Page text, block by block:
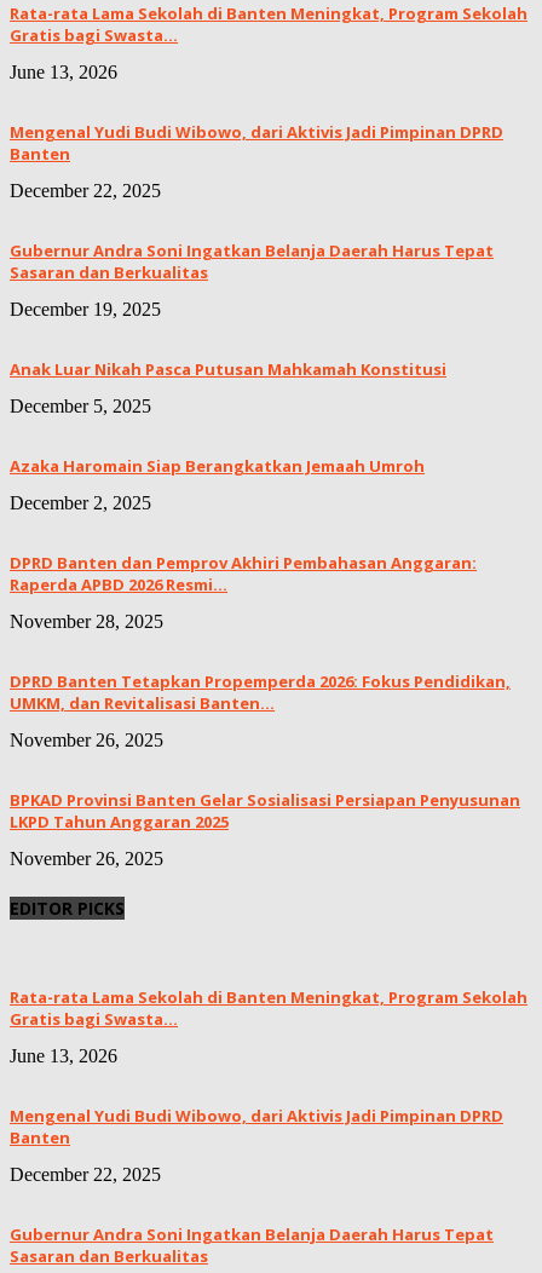
Rata-rata Lama Sekolah di Banten Meningkat, ‎Program Sekolah
Gratis bagi Swasta...
June 13, 2026
Mengenal Yudi Budi Wibowo, dari Aktivis Jadi Pimpinan DPRD
Banten
December 22, 2025
Gubernur Andra Soni Ingatkan Belanja Daerah Harus Tepat
Sasaran dan Berkualitas
December 19, 2025
Anak Luar Nikah Pasca Putusan Mahkamah Konstitusi
December 5, 2025
Azaka Haromain Siap Berangkatkan Jemaah Umroh
December 2, 2025
DPRD Banten dan Pemprov Akhiri Pembahasan Anggaran:
Raperda APBD 2026 Resmi...
November 28, 2025
DPRD Banten Tetapkan Propemperda 2026: Fokus Pendidikan,
UMKM, dan Revitalisasi Banten...
November 26, 2025
BPKAD Provinsi Banten Gelar Sosialisasi Persiapan Penyusunan
LKPD Tahun Anggaran 2025
November 26, 2025
EDITOR PICKS
Rata-rata Lama Sekolah di Banten Meningkat, ‎Program Sekolah
Gratis bagi Swasta...
June 13, 2026
Mengenal Yudi Budi Wibowo, dari Aktivis Jadi Pimpinan DPRD
Banten
December 22, 2025
Gubernur Andra Soni Ingatkan Belanja Daerah Harus Tepat
Sasaran dan Berkualitas